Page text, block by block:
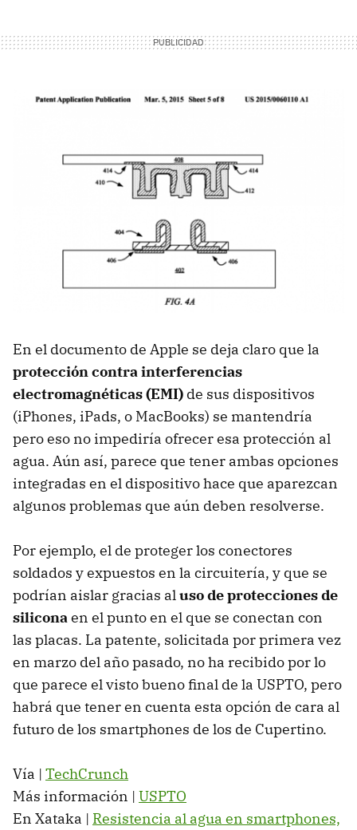
En el documento de Apple se deja claro que la
protección contra interferencias
electromagnéticas (EMI) de sus dispositivos
(iPhones, iPads, o MacBooks) se mantendría
pero eso no impediría ofrecer esa protección al
agua. Aún así, parece que tener ambas opciones
integradas en el dispositivo hace que aparezcan
algunos problemas que aún deben resolverse.
Por ejemplo, el de proteger los conectores
soldados y expuestos en la circuitería, y que se
podrían aislar gracias aluso de protecciones de
siliconaen el punto en el que se conectan con
las placas. La patente, solicitada por primera vez
en marzo del año pasado, no ha recibido por lo
que parece el visto bueno final de la USPTO, pero
habrá que tener en cuenta esta opción de cara al
futuro de los smartphones de los de Cupertino.
Vía | TechCrunch
Más información | USPTO
En Xataka | Resistencia al agua en smartphones,